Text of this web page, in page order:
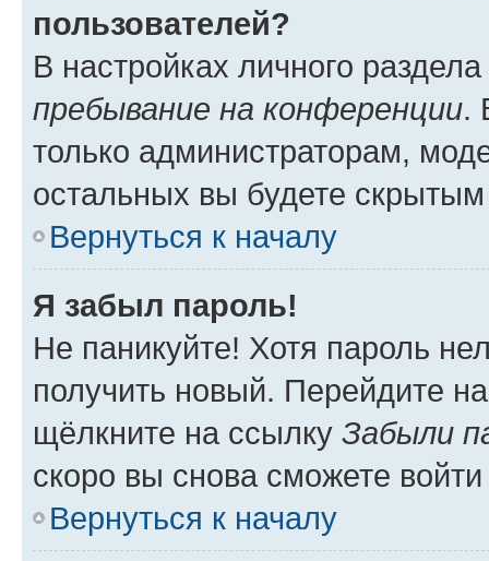
пользователей?
В настройках личного
пребывание на конференции.
только администраторам,
остальных вы будете
Вернуться к началу
Я забыл пароль!
Не паникуйте! Хотя пароль
получить новый. Перейдите
щёлкните на ссылку Забыли
скоро вы снова сможете
Вернуться к началу